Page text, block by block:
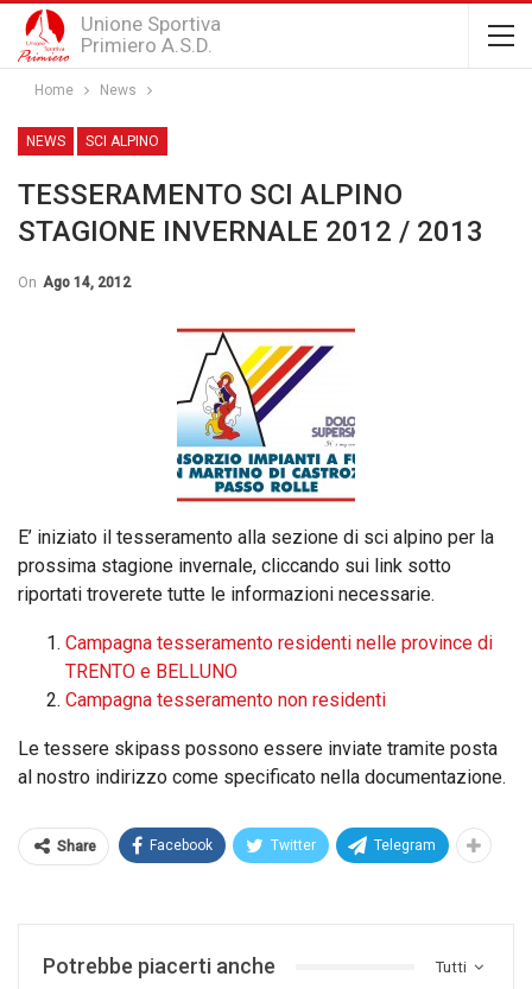
Unione Sportiva
Primiero A.S.D.
Home News
NEWS SCI ALPINO
TESSERAMENTO SCI ALPINO
STAGIONE INVERNALE 2012 / 2013
On Ago 14, 2012
E’ iniziato il tesseramento alla sezione di sci alpino per la
prossima stagione invernale, cliccando sui link sotto
riportati troverete tutte le informazioni necessarie.
Campagna tesseramento residenti nelle province di
TRENTO e BELLUNO
Campagna tesseramento non residenti
Le tessere skipass possono essere inviate tramite posta
al nostro indirizzo come specificato nella documentazione.
Share Facebook Twitter Telegram
Tutti
Potrebbe piacerti anche